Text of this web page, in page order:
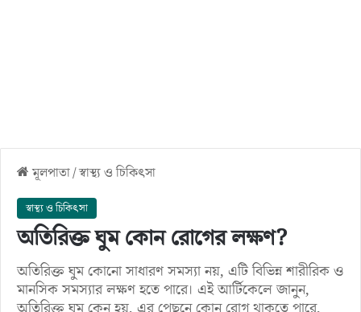
মূলপাতা/স্বাস্থ্য ও চিকিৎসা
স্বাস্থ্য ও চিকিৎসা
অতিরিক্ত ঘুম কোন রোগের লক্ষণ?
অতিরিক্ত ঘুম কোনো সাধারণ সমস্যা নয়, এটি বিভিন্ন শারীরিক ও
মানসিক সমস্যার লক্ষণ হতে পারে। এই আর্টিকেলে জানুন,